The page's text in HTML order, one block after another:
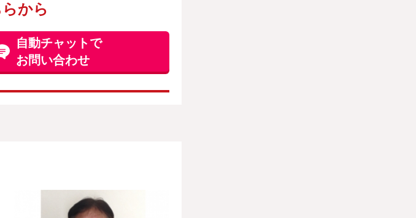
から
自動チャットで
お問い合わせ